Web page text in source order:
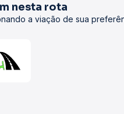
nesta rota
a viação de sua